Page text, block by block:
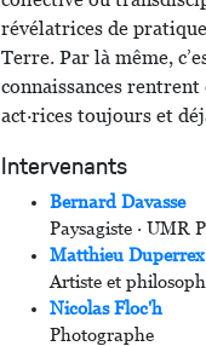
révélatrices de
Terre. Par là même,
connaissances
act·rices toujours et
Intervenants
Bernard Davasse
Paysagiste · UMR
Matthieu Duperrex
Artiste et
Nicolas Floc'h
Photographe